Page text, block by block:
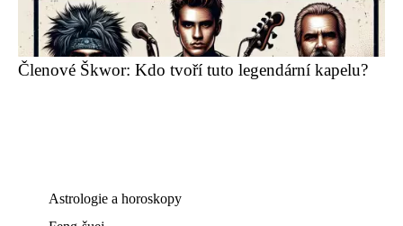
Členové Škwor: Kdo tvoří tuto legendární kapelu?
Astrologie a horoskopy